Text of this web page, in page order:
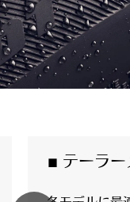
■ テーラー